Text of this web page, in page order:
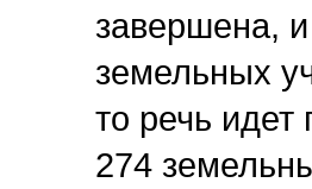
завершена,
земельных
то речь
274